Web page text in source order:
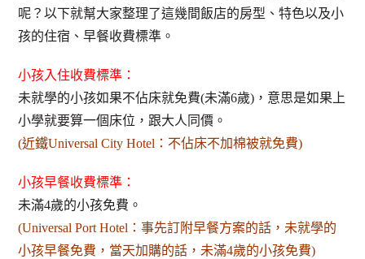
呢？以下就幫大家整理了這幾間飯店的房型、特色以及小
孩的住宿、早餐收費標準。
小孩入住收費標準：
未就學的小孩如果不佔床就免費(未滿6歲)，意思是如果上
小學就要算一個床位，跟大人同價。
(近鐵Universal City Hotel：不佔床不加棉被就免費)
小孩早餐收費標準：
未滿4歲的小孩免費。
(Universal Port Hotel：事先訂附早餐方案的話，未就學的
小孩早餐免費，當天加購的話，未滿4歲的小孩免費)